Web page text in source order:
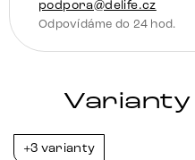
podpora@delife.cz
Odpovídáme do 24 hod.
+3 varianty